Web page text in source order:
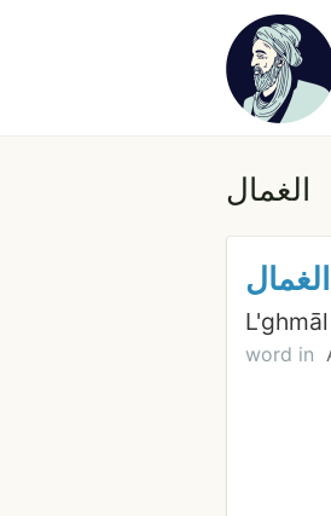
الغمال
الغمال
L'ghmāl
word in